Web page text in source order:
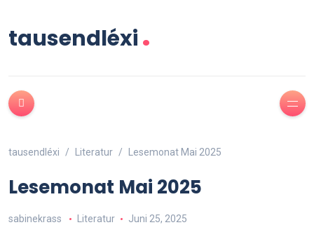
tausendléxi.
tausendléxi Literatur Lesemonat Mai 2025
Lesemonat Mai 2025
sabinekrass Literatur Juni 25, 2025